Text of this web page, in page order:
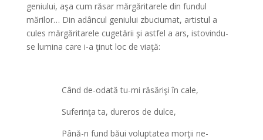
geniului, aşa cum răsar mărgăritarele din fundul
mărilor… Din adâncul geniului zbuciumat, artistul a
cules mărgăritarele cugetării şi astfel a ars, istovindu-
se lumina care i-a ţinut loc de viaţă:
Când de-odată tu-mi răsărişi în cale,
Suferinţa ta, dureros de dulce,
Până-n fund băui voluptatea morţii ne-